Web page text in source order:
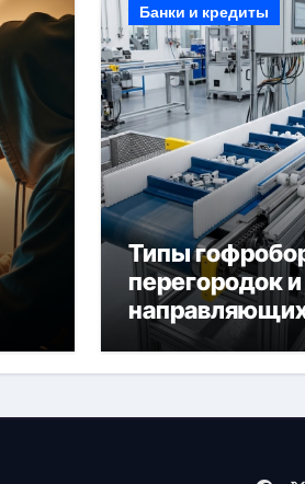
Банки и кредиты
Типы
перегородок и
направляющих
конвейерных